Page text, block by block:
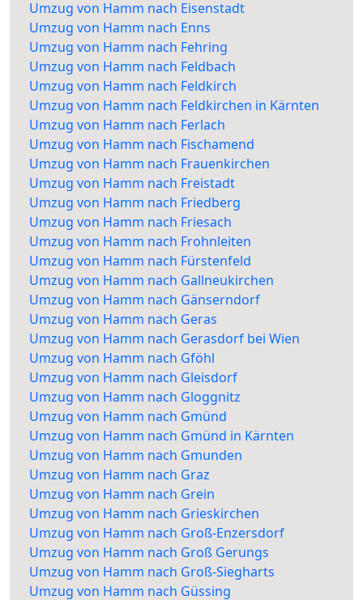
Umzug von Hamm nach Eisenstadt
Umzug von Hamm nach Enns
Umzug von Hamm nach Fehring
Umzug von Hamm nach Feldbach
Umzug von Hamm nach Feldkirch
Umzug von Hamm nach Feldkirchen in Kärnten
Umzug von Hamm nach Ferlach
Umzug von Hamm nach Fischamend
Umzug von Hamm nach Frauenkirchen
Umzug von Hamm nach Freistadt
Umzug von Hamm nach Friedberg
Umzug von Hamm nach Friesach
Umzug von Hamm nach Frohnleiten
Umzug von Hamm nach Fürstenfeld
Umzug von Hamm nach Gallneukirchen
Umzug von Hamm nach Gänserndorf
Umzug von Hamm nach Geras
Umzug von Hamm nach Gerasdorf bei Wien
Umzug von Hamm nach Gföhl
Umzug von Hamm nach Gleisdorf
Umzug von Hamm nach Gloggnitz
Umzug von Hamm nach Gmünd
Umzug von Hamm nach Gmünd in Kärnten
Umzug von Hamm nach Gmunden
Umzug von Hamm nach Graz
Umzug von Hamm nach Grein
Umzug von Hamm nach Grieskirchen
Umzug von Hamm nach Groß-Enzersdorf
Umzug von Hamm nach Groß Gerungs
Umzug von Hamm nach Groß-Siegharts
Umzug von Hamm nach Güssing